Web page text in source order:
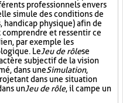
professionnels envers
simule des conditions de
handicap physique) afin de
et ressentir ce
par exemple les
LeJeu de rôlese
subjectif de la vision
dans uneSimulation,
dans une situation
unJeu de rôle, il campe un